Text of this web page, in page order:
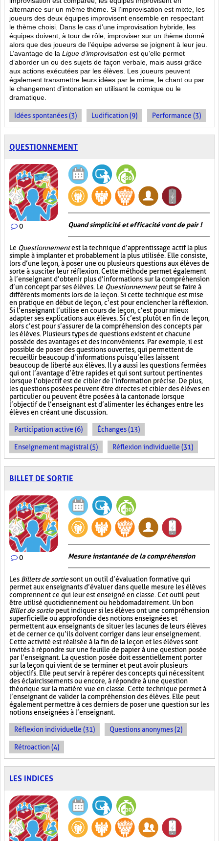
alternance sur un même thème. Si l’improvisation est mixte, les
joueurs des deux équipes improvisent ensemble en respectant
le thème choisi. Dans le cas d’une improvisation hybride, les
équipes doivent, à tour de rôle, improviser sur un thème donné
alors que des joueurs de l’équipe adverse se joignent à leur jeu.
L’avantage de la Ligue d’improvisation est qu’elle permet
d’aborder un ou des sujets de façon verbale, mais aussi grâce
aux actions exécutées par les élèves. Les joueurs peuvent
également transmettre leurs idées par le mime, le chant ou par
le changement d’intonation en utilisant le comique ou le
dramatique.
Idées spontanées (3) Ludification (9) Performance (3)
QUESTIONNEMENT
0 Quand simplicité et efficacité vont de pair !
Le Questionnementest la technique d’apprentissage actif la plus
simple à implanter et probablement la plus utilisée. Elle consiste,
lors d’une leçon, à poser une ou plusieurs questions aux élèves de
sorte à susciter leur réflexion. Cette méthode permet également
à l’enseignant d’obtenir plus d’informations sur la compréhension
d’un concept par ses élèves. Le Questionnementpeut se faire à
différents moments lors de la leçon. Si cette technique est mise
en pratique en début de leçon, c’est pour enclencher la réflexion.
Si l’enseignant l’utilise en cours de leçon, c’est pour mieux
adapter ses explications aux élèves. Si c’est plutôt en fin de leçon,
alors c’est pour s’assurer de la compréhension des concepts par
les élèves. Plusieurs types de questions existent et chacune
possède des avantages et des inconvénients. Par exemple, il est
possible de poser des questions ouvertes, qui permettent de
recueillir beaucoup d’informations puisqu’elles laissent
beaucoup de liberté aux élèves. Il y a aussi les questions fermées
qui ont l’avantage d’être rapides et qui sont surtout pertinentes
lorsque l’objectif est de cibler de l’information précise. De plus,
les questions posées peuvent être directes et cibler des élèves en
particulier ou peuvent être posées à la cantonade lorsque
l’objectif de l’enseignant est d’alimenter les échanges entre les
élèves en créant une discussion.
Participation active (6) Échanges (13)
Enseignement magistral (5) Réflexion individuelle (31)
BILLET DE SORTIE
0 Mesure instantanée de la compréhension
Les Billets de sortiesont un outil d’évaluation formative qui
permet aux enseignants d’évaluer dans quelle mesure les élèves
comprennent ce qui leur est enseigné en classe. Cet outil peut
être utilisé quotidiennement ou hebdomadairement. Un bon
Billet de sortiepeut indiquer si les élèves ont une compréhension
superficielle ou approfondie des notions enseignées et
permettent aux enseignants de situer les lacunes de leurs élèves
et de cerner ce qu’ils doivent corriger dans leur enseignement.
Cette activité est réalisée à la fin de la leçon et les élèves sont
invités à répondre sur une feuille de papier à une question posée
par l’enseignant. La question posée doit essentiellement porter
sur la leçon qui vient de se terminer et peut avoir plusieurs
objectifs. Elle peut servir à repérer des concepts qui nécessitent
des éclaircissements ou encore, à répondre à une question
théorique sur la matière vue en classe. Cette technique permet à
l’enseignant de valider la compréhension des élèves. Elle peut
également permettre à ces derniers de poser une question sur les
notions enseignées à l’enseignant.
Réflexion individuelle (31) Questions anonymes (2)
Rétroaction (4)
LES INDICES